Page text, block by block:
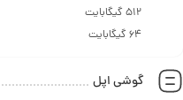
۵۱۲ گیگابایت
۶۴ گیگابایت
گوشی اپل